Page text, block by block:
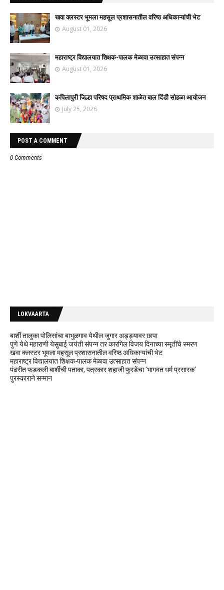
खवा क्लस्टर भूमला महसूल प्रशासनातील वरिष्ठ अधिकाऱ्यांची भेट
August 01, 2026
महाराष्ट्र विद्यालयात शिक्षक-पालक मेळावा उत्साहात संपन्न
August 01, 2026
कपिलापुरी जिल्हा परिषद प्राथमिक शाळेत बाल दिंडी सोहळा आयोजन
July 25, 2026
POST A COMMENT
0 Comments
LOKVAARTA
बार्शी तालुका पोलिसांचा बाभुळगाव येथील जुगार अड्ड्यावर छापा
पुणे येथे महाराणी येसुबाई जयंती संपन्न तर कारगिल विजय दिनाच्या स्मृतींचे स्मरण
खवा क्लस्टर भूमला महसूल प्रशासनातील वरिष्ठ अधिकाऱ्यांची भेट
महाराष्ट्र विद्यालयात शिक्षक-पालक मेळावा उत्साहात संपन्न
पंढरीत फडकली बार्शीची पताका, पत्रकार शहाजी फुरडेंचा 'भागवत धर्म प्रसारक'
पुरस्काराने सन्मान